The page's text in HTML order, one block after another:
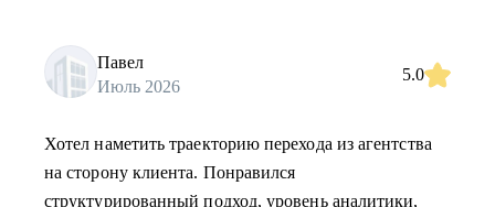
Павел
Июль 2026
5.0
Хотел наметить траекторию перехода из агентства
на сторону клиента. Понравился
структурированный подход, уровень аналитики,